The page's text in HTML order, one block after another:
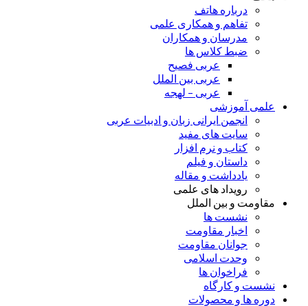
درباره هاتف
تفاهم و همکاری علمی
مدرسان و همکاران
ضبط کلاس ها
عربی فصیح
عربی بین الملل
عربی – لهجه
علمی آموزشی
انجمن ایرانی زبان و ادبیات عربی
سایت های مفید
کتاب و نرم افزار
داستان و فیلم
یادداشت و مقاله
رویداد های علمی
مقاومت و بین الملل
نشست ها
اخبار مقاومت
جوانان مقاومت
وحدت اسلامی
فراخوان ها
نشست و کارگاه
دوره ها و محصولات